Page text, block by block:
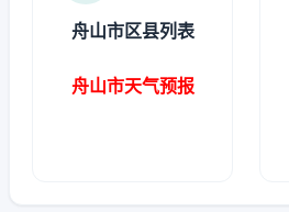
舟山市区县列表
舟山市天气预报